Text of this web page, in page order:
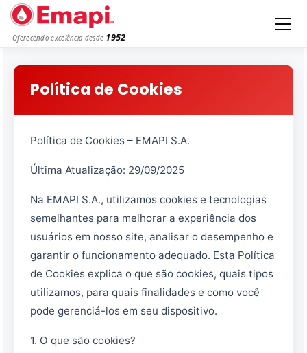
Oferecendo excelência desde 1952
Política de Cookies
Política de Cookies – EMAPI S.A.
Última Atualização: 29/09/2025
Na EMAPI S.A., utilizamos cookies e tecnologias
semelhantes para melhorar a experiência dos
usuários em nosso site, analisar o desempenho e
garantir o funcionamento adequado. Esta Política
de Cookies explica o que são cookies, quais tipos
utilizamos, para quais finalidades e como você
pode gerenciá-los em seu dispositivo.
1. O que são cookies?